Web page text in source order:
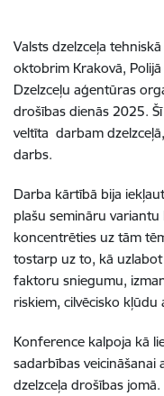
Valsts dzelzceļa
oktobrim Krakovā,
Dzelzceļu aģentūras
drošības dienās 2025.
veltīta darbam
darbs.
Darba kārtībā bija
plašu semināru
koncentrēties uz tām
tostarp uz to, kā
faktoru sniegumu,
riskiem, cilvēcisko
Konference kalpoja kā
sadarbības
dzelzceļa drošības